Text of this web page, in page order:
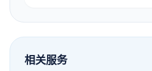
相关服务